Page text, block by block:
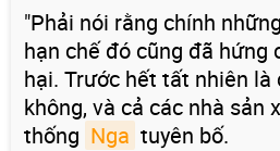
"Phải nói rằng chính
hạn chế đó cũng đã hứng
hại. Trước hết tất nhiên là
không, và cả các nhà sản
thống Nga tuyên bố.